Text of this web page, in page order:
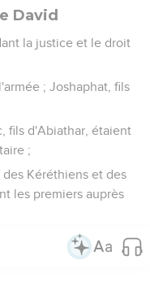
David
la justice et le droit
; Joshaphat, fils
fils d'Abiathar, étaient
;
Kéréthiens et des
les premiers auprès